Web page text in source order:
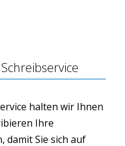
halten wir Ihnen
Ihre
damit Sie sich auf